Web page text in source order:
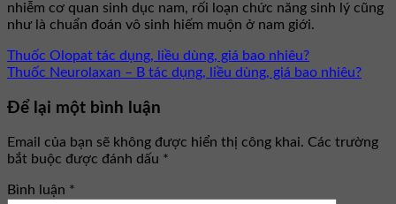
nhiễm cơ quan sinh dục nam, rối loạn chức năng sinh lý cũng
như là chuẩn đoán vô sinh hiếm muộn ở nam giới.
Thuốc Olopat tác dụng, liều dùng, giá bao nhiêu?
Thuốc Neurolaxan – B tác dụng, liều dùng, giá bao nhiêu?
Để lại một bình luận
Email của bạn sẽ không được hiển thị công khai. Các trường
bắt buộc được đánh dấu *
Bình luận *